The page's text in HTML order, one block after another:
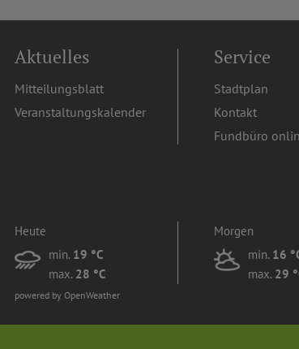
Aktuelles
Mitteilungsblatt
Veranstaltungskalender
Service
Stadtplan
Kontakt
Fundbüro
Heute
min. 19 °C
max. 28 °C
Morgen
min. 16
max. 29
powered by OpenWeather